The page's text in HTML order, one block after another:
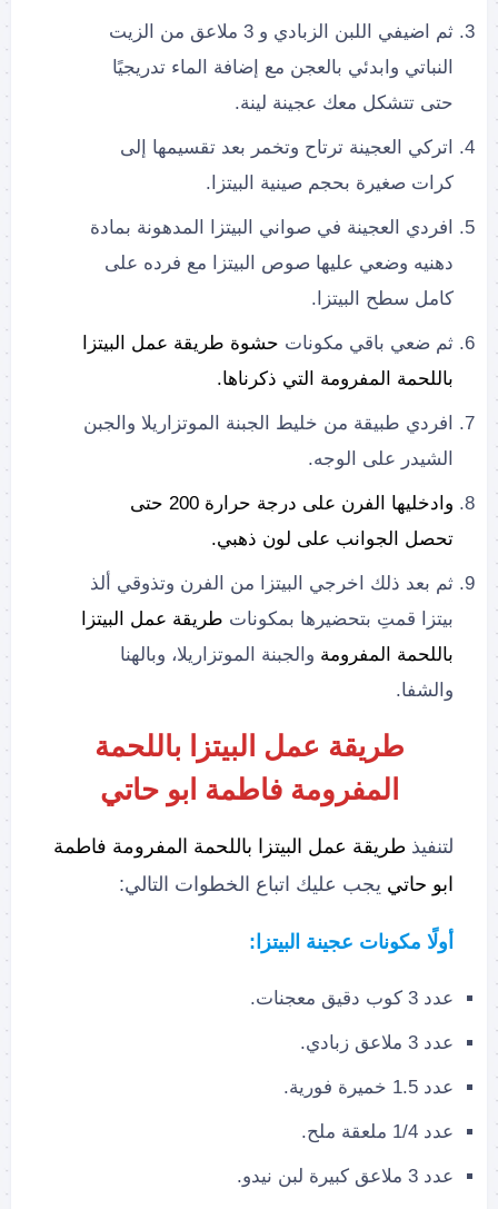
ثم اضيفي اللبن الزبادي و 3 ملاعق من الزيت
النباتي وابدئي بالعجن مع إضافة الماء تدريجيًا
حتى تتشكل معك عجينة لينة.
اتركي العجينة ترتاح وتخمر بعد تقسيمها إلى
كرات صغيرة بحجم صينية البيتزا.
افردي العجينة في صواني البيتزا المدهونة بمادة
دهنيه وضعي عليها صوص البيتزا مع فرده على
كامل سطح البيتزا.
ثم ضعي باقي مكونات حشوة طريقة عمل البيتزا
باللحمة المفرومة التي ذكرناها.
افردي طبيقة من خليط الجبنة الموتزاريلا والجبن
الشيدر على الوجه.
وادخليها الفرن على درجة حرارة 200 حتى
تحصل الجوانب على لون ذهبي.
ثم بعد ذلك اخرجي البيتزا من الفرن وتذوقي ألذ
بيتزا قمتِ بتحضيرها بمكونات طريقة عمل البيتزا
باللحمة المفرومة والجبنة الموتزاريلا، وبالهنا
والشفا.
طريقة عمل البيتزا باللحمة
المفرومة فاطمة ابو حاتي
لتنفيذ طريقة عمل البيتزا باللحمة المفرومة فاطمة
ابو حاتي يجب عليك اتباع الخطوات التالي:
أولًا مكونات عجينة البيتزا:
عدد 3 كوب دقيق معجنات.
عدد 3 ملاعق زبادي.
عدد 1.5 خميرة فورية.
عدد 1/4 ملعقة ملح.
عدد 3 ملاعق كبيرة لبن نيدو.